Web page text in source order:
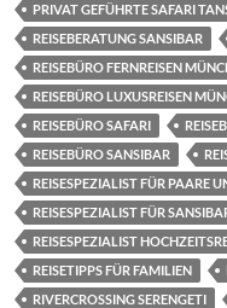
PRIVAT GEFÜHRTE SAFARI
REISEBERATUNG SANSIBAR
REISEBÜRO FERNREISEN
REISEBÜRO LUXUSREISEN
REISEBÜRO SAFARI
REISEBÜRO SANSIBAR
REISESPEZIALIST FÜR PAARE
REISESPEZIALIST FÜR
REISESPEZIALIST
REISETIPPS FÜR FAMILIEN
RIVERCROSSING SERENGETI